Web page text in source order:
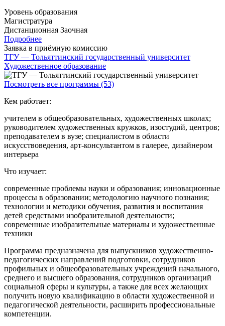
Уровень образования
Магистратура
Дистанционная Заочная
Подробнее
Заявка в приёмную комиссию
ТГУ — Тольяттинский государственный университет
Художественное образование
Посмотреть все программы (53)
Кем работает:
учителем в общеобразовательных, художественных школах;
руководителем художественных кружков, изостудий, центров;
преподавателем в вузе; специалистом в области
искусствоведения, арт-консультантом в галерее, дизайнером
интерьера
Что изучает:
современные проблемы науки и образования; инновационные
процессы в образовании; методологию научного познания;
технологии и методики обучения, развития и воспитания
детей средствами изобразительной деятельности;
современные изобразительные материалы и художественные
техники
Программа предназначена для выпускников художественно-
педагогических направлений подготовки, сотрудников
профильных и общеобразовательных учреждений начального,
среднего и высшего образования, сотрудников организаций
социальной сферы и культуры, а также для всех желающих
получить новую квалификацию в области художественной и
педагогической деятельности, расширить профессиональные
компетенции.